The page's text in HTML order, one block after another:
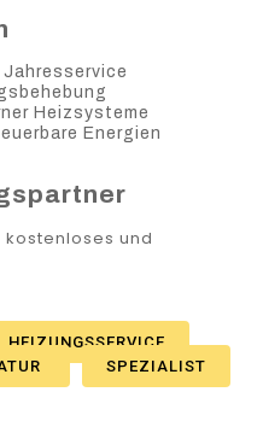
Heizsysteme
Energien
und
HEIZUNGSSERVICE
SPEZIALIST